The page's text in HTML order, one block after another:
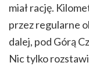
miał rację.
przez regularne
dalej, pod Górą
Nic tylko